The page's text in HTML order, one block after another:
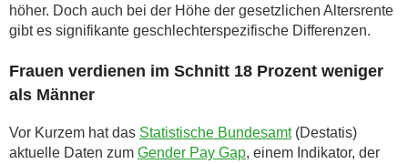
höher. Doch auch bei der Höhe der gesetzlichen Altersrente
gibt es signifikante geschlechterspezifische Differenzen.
Frauen verdienen im Schnitt 18 Prozent weniger
als Männer
Vor Kurzem hat das Statistische Bundesamt(Destatis)
aktuelle Daten zum Gender Pay Gap, einem Indikator, der